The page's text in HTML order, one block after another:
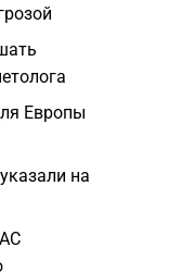
Европы
на